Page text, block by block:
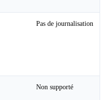
Pas de journalisation
Non supporté